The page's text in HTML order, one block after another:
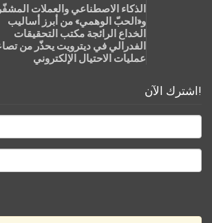
الذكاء الاصطناعي والعملات
و«الحبّ الوهمي» من أبرز أساليب
الخداع الرائجة مكتب التحقيقات
الفدرالي في ديترويت يحذّر من
عمليات الاحتيال الإلكتروني
اشترك الآن!